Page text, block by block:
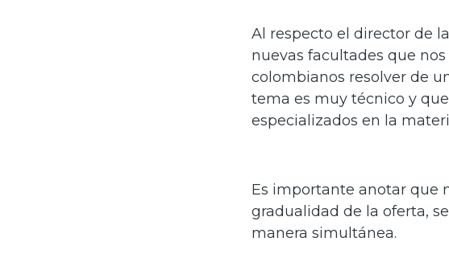
Al respecto el director de
nuevas facultades que
colombianos resolver de
tema es muy técnico y
especializados en la
Es importante anotar que
gradualidad de la oferta,
manera simultánea.